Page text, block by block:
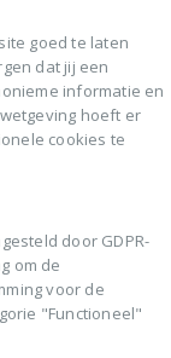
goed te laten
dat jij een
informatie en
hoeft er
cookies te
door GDPR-
om de
voor de
"Functioneel"